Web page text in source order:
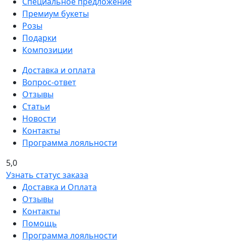
Премиум букеты
Розы
Подарки
Композиции
Доставка и оплата
Вопрос-ответ
Отзывы
Статьи
Новости
Контакты
Программа лояльности
5,0
Узнать статус заказа
Доставка и Оплата
Отзывы
Контакты
Помощь
Программа лояльности